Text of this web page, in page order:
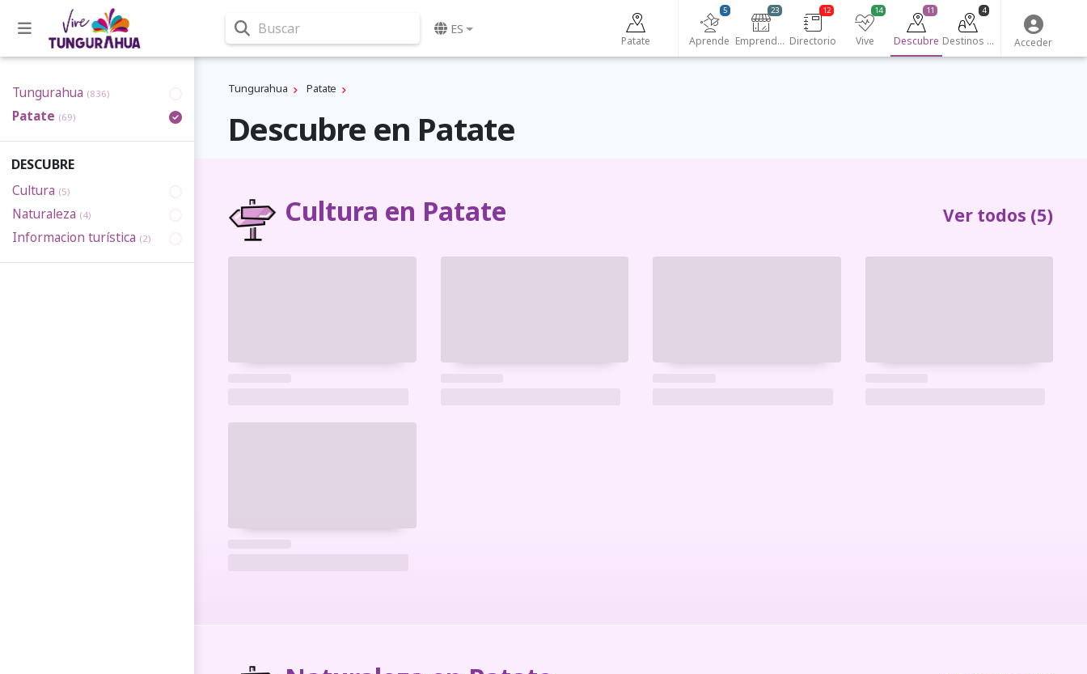
Buscar ES
Patate Aprende
5
Emprendedores
23
Directorio
12
Vive
14
Descubre
11
Destinos turísticos
4
Acceder
Tungurahua (836)
Patate (69)
DESCUBRE
Cultura (5)
Naturaleza (4)
Informacion turística (2)
Tungurahua Patate
Descubre en Patate
Cultura en Patate Ver todos (5)